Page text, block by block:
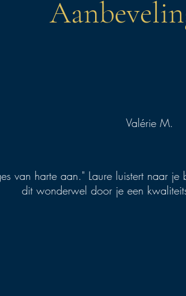
Valérie M.
van harte aan." Laure luistert naar
dit wonderwel door je een